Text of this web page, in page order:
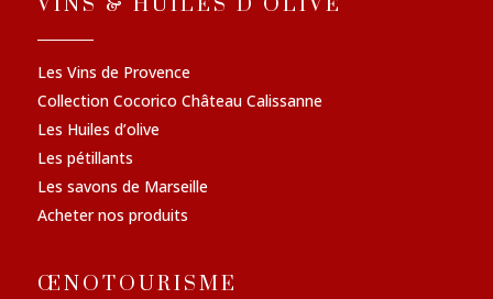
VINS & HUILES D'OLIVE
Les Vins de Provence
Collection Cocorico Château Calissanne
Les Huiles d’olive
Les pétillants
Les savons de Marseille
Acheter nos produits
ŒNOTOURISME